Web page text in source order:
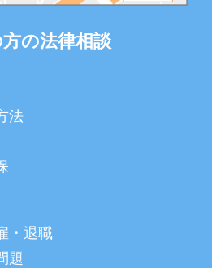
の法律相談
法
・退職
題